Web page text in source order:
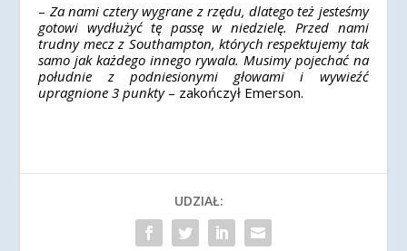
– Za nami cztery wygrane z rzędu, dlatego też jesteśmy
gotowi wydłużyć tę passę w niedzielę. Przed nami
trudny mecz z Southampton, których respektujemy tak
samo jak każdego innego rywala. Musimy pojechać na
południe z podniesionymi głowami i wywieźć
upragnione 3 punkty– zakończył Emerson.
UDZIAŁ: